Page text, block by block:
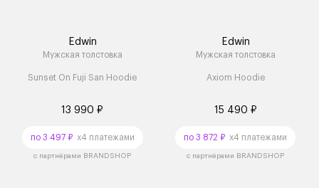
Edwin
Мужская толстовка
Sunset On Fuji San Hoodie
13 990 ₽
по 3 497 ₽x4 платежами
с партнёрами BRANDSHOP
Edwin
Мужская толстовка
Axiom Hoodie
15 490 ₽
по 3 872 ₽ x4 платежами
с партнёрами BRANDSHOP